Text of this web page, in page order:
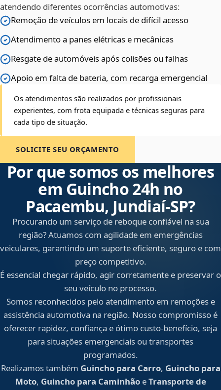
atendendo diferentes ocorrências automotivas:
Remoção de veículos em locais de difícil acesso
Atendimento a panes elétricas e mecânicas
Resgate de automóveis após colisões ou falhas
Apoio em falta de bateria, com recarga emergencial
Os atendimentos são realizados por profissionais
experientes, com frota equipada e técnicas seguras para
cada tipo de situação.
SOLICITE SEU ORÇAMENTO
Por que somos os melhores
em Guincho 24h no
Pacaembu, Jundiaí‑SP?
Procurando um serviço de reboque confiável na sua
região? Atuamos com agilidade em emergências
veiculares, garantindo um suporte eficiente, seguro e com
preço competitivo.
É essencial chegar rápido, agir corretamente e preservar o
seu veículo no processo.
Somos reconhecidos pelo atendimento em remoções e
assistência automotiva na região. Nosso compromisso é
oferecer rapidez, confiança e ótimo custo-benefício, seja
para situações emergenciais ou transportes
programados.
Realizamos também Guincho para Carro, Guincho para
Moto, Guincho para CaminhãoeTransporte de